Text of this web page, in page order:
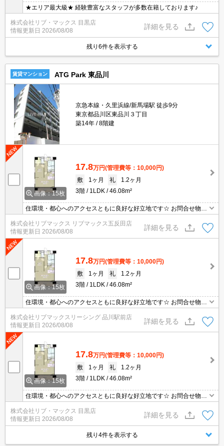
★エリア最大級★ 経験豊富なスタッフが多数在籍しております♪
株式会社リブ・マックス 目黒店
情報更新日 2026/08/08
詳細を見る
残り6件を表示する
賃貸マンション ATG Park 東品川
京急本線・久里浜線/新馬場駅 徒歩9分
東京都品川区東品川３丁目
築14年
8階建
画像：15枚
17.8万円(管理費等：10,000円)
敷
1ヶ月 礼
1.2ヶ月
3階
1LDK 46.08m²
住環境・都心へのアクセスともに良好な好立地です☆ お問合せ物件
のほかにもネット非掲載や空き予定など豊富な物件からご紹介いた
します。お気軽にお問い合わせください☆
株式会社リブマックス リブマックス五反田店
情報更新日 2026/08/08
詳細を見る
画像：15枚
17.8万円(管理費等：10,000円)
敷
1ヶ月 礼
1.2ヶ月
3階
1LDK 46.08m²
住環境・都心へのアクセスともに良好な好立地です☆ お問合せ物件
のほかにもネット非掲載や空き予定など豊富な物件からご紹介いた
します。お気軽にお問い合わせください☆
株式会社リブマックスリーシング 品川駅前店
情報更新日 2026/08/08
詳細を見る
画像：15枚
17.8万円(管理費等：10,000円)
敷
1ヶ月 礼
1.2ヶ月
3階
1LDK 46.08m²
住環境・都心へのアクセスともに良好な好立地です☆ お問合せ物件
のほかにもネット非掲載や空き予定など豊富な物件からご紹介いた
します。お気軽にお問い合わせください☆
株式会社リブ・マックス 目黒店
情報更新日 2026/08/08
詳細を見る
残り4件を表示する